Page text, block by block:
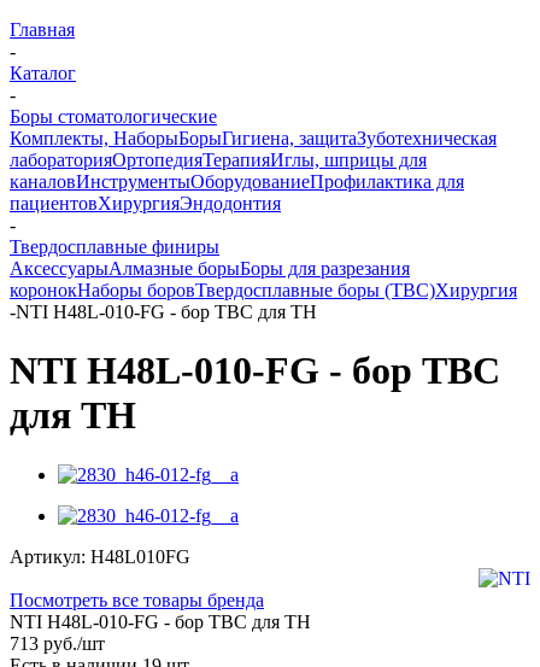
Главная
-
Каталог
-
Боры стоматологические
Комплекты, НаборыБорыГигиена, защитаЗуботехническая
лабораторияОртопедияТерапияИглы, шприцы для
каналовИнструментыОборудованиеПрофилактика для
пациентовХирургияЭндодонтия
-
Твердосплавные финиры
АксессуарыАлмазные борыБоры для разрезания
коронокНаборы боровТвердосплавные боры (ТВС)Хирургия
-NTI H48L-010-FG - бор ТВС для ТН
NTI H48L-010-FG - бор ТВС
для ТН
Артикул: H48L010FG
Посмотреть все товары бренда
NTI H48L-010-FG - бор ТВС для ТН
713 руб./шт